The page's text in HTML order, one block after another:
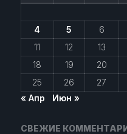
4
5 6
11
12 13
18
19 20
25
26 27
« Апр
Июн »
СВЕЖИЕ